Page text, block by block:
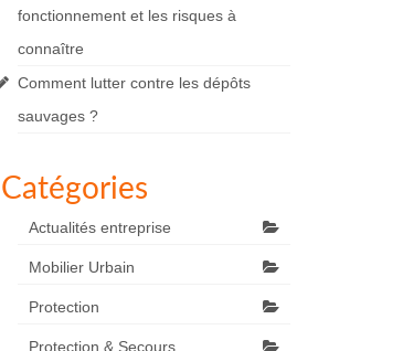
fonctionnement et les risques à
connaître
Comment lutter contre les dépôts
sauvages ?
Catégories
Actualités entreprise
Mobilier Urbain
Protection
Protection & Secours